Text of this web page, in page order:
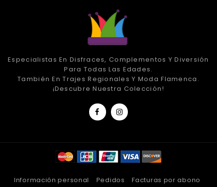
Especialistas En Disfraces, Complementos Y Diversión
Para Todas Las Edades.
También En Trajes Regionales Y Moda Flamenca.
¡Descubre Nuestra Colección!
Información personal Pedidos
Facturas por abono